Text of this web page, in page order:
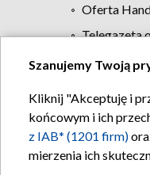
Oferta
Telegazeta
Szanujemy Twoją
Kliknij "Akceptuję i
końcowym i ich
z IAB* (1201 firm)
mierzenia ich